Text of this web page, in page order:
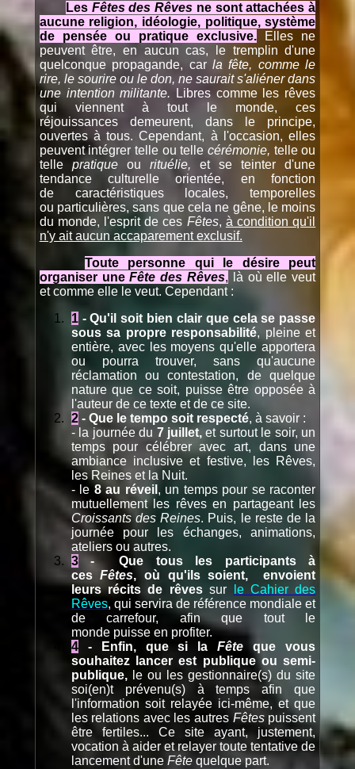
Les Fêtes des Rêves ne sont attachées à
aucune religion, idéologie, politique, système
de pensée ou pratique exclusive.
Elles ne
peuvent être, en aucun cas, le tremplin d'une
quelconque propagande, carla fête, comme le
rire, le sourire ou le don, ne saurait s'aliéner dans
une intention militante.
Libres comme les rêves
qui viennent à tout le monde, ces
réjouissances demeurent, dans le principe,
ouvertes à tous. Cependant, à l'occasion, elles
peuvent intégrer telle ou telle cérémonie, telle ou
telle pratiqueou rituélie, et se teinter d'une
tendance culturelle orientée, en fonction
de caractéristiques locales, temporelles
ou particulières, sans que cela ne gêne, le moins
du monde, l'esprit de ces Fêtes, à condition qu'il
n'y ait aucun accaparement exclusif.
Toute personne qui le désire peut
organiser une Fête des Rêves,
là où elle veut
et comme elle le veut. Cependant :
1- Qu'il soit bien clair que cela se passe
sous sa propre responsabilité, pleine et
entière, avec les moyens qu'elle apportera
ou pourra trouver, sans qu'aucune
réclamation ou contestation, de quelque
nature que ce soit, puisse être opposée à
l'auteur de ce texte et de ce site.
2- Que le tempo soit respecté, à savoir :
- la journée du 7 juillet, et surtout le soir, un
temps pour célébrer avec art, dans une
ambiance inclusive et festive, les Rêves,
les Reines et la Nuit.
- le 8 au réveil , un temps pour se raconter
mutuellement les rêves en partageant les
Croissants des Reines. Puis, le reste de la
journée pour les échanges, animations,
ateliers ou autres.
3- Que tous les participants à
cesFêtes, où qu'ils soient, envoient
leurs récits de rêvessur
le Cahier des
Rêves, qui servira de référence mondiale et
de carrefour, afin que tout le
monde puisse en profiter.
4- Enfin, que si laFête que vous
souhaitez lancer est publique ou semi-
publique,le ou les gestionnaire(s) du site
soi(en)t prévenu(s) à temps afin que
l'information soit relayée ici-même, et que
les relations avec les autres Fêtes puissent
être fertiles... Ce site ayant, justement,
vocation à aider et relayer toute tentative de
lancement d'une Fêtequelque part.